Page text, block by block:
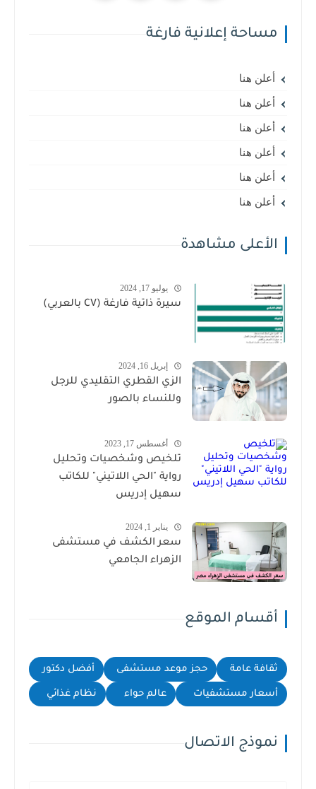
مساحة إعلانية فارغة
أعلن هنا
أعلن هنا
أعلن هنا
أعلن هنا
أعلن هنا
أعلن هنا
الأعلى مشاهدة
يوليو 17, 2024
سيرة ذاتية فارغة (CV بالعربي)
إبريل 16, 2024
الزي القطري التقليدي للرجل
وللنساء بالصور
أغسطس 17, 2023
تلخيص وشخصيات وتحليل
رواية "الحي اللاتيني" للكاتب
سهيل إدريس
يناير 1, 2024
سعر الكشف في مستشفى
الزهراء الجامعي
أقسام الموقع
ثقافة عامة حجز موعد مستشفى أفضل دكتور
أسعار مستشفيات عالم حواء نظام غذائي
نموذج الاتصال